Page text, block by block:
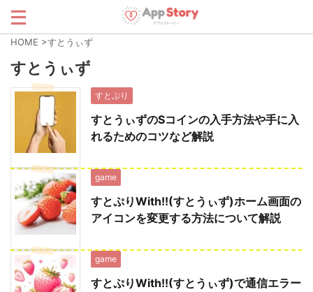
HOME >すとうぃず
すとうぃず
すとぷり
すとうぃずのSコインの入手方法や手に入
れるためのコツなど解説
game
すとぷりWith!!(すとうぃず)ホーム画面の
アイコンを変更する方法について解説
game
すとぷりWith!!(すとうぃず)で通信エラー